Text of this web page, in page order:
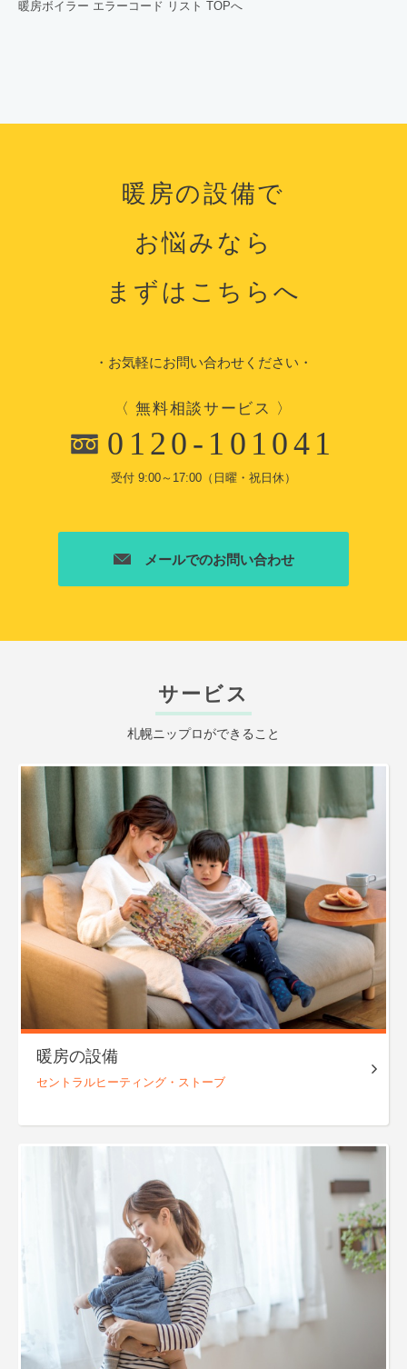
暖房ボイラー エラーコード リスト TOPへ
暖房の設備で
お悩みなら
まずはこちらへ
・お気軽にお問い合わせください・
〈 無料相談サービス 〉
0120-101041
受付 9:00～17:00（日曜・祝日休）
メールでのお問い合わせ
サービス
札幌ニップロができること
暖房の設備
セントラルヒーティング・ ストーブ